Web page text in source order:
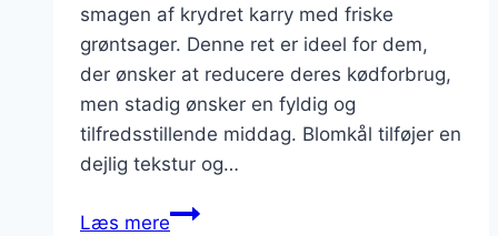
smagen af krydret karry med friske
grøntsager. Denne ret er ideel for dem,
der ønsker at reducere deres kødforbrug,
men stadig ønsker en fyldig og
tilfredsstillende middag. Blomkål tilføjer en
dejlig tekstur og…
Læs mereVeggie